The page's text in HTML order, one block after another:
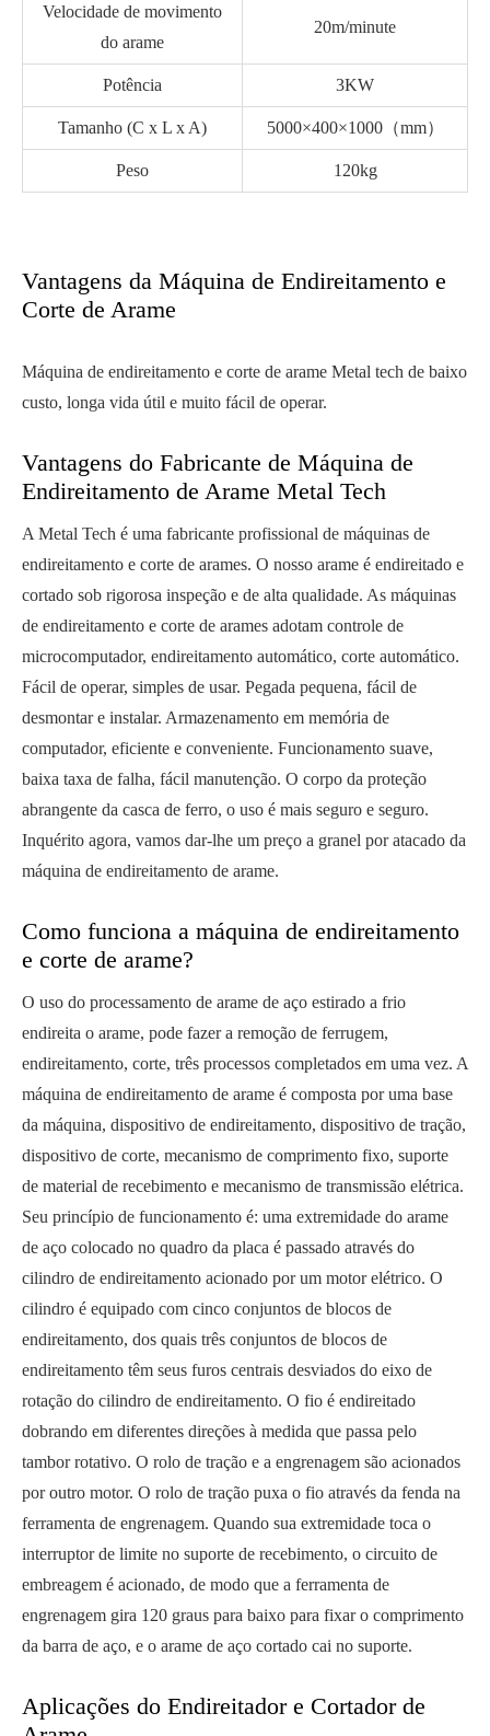
Velocidade de movimento
do arame
20m/minute
Potência 3KW
Tamanho (C x L x A) 5000×400×1000（mm）
Peso 120kg
Vantagens da Máquina de Endireitamento e
Corte de Arame
Máquina de endireitamento e corte de arame Metal tech de baixo
custo, longa vida útil e muito fácil de operar.
Vantagens do Fabricante de Máquina de
Endireitamento de Arame Metal Tech
A Metal Tech é uma fabricante profissional de máquinas de
endireitamento e corte de arames. O nosso arame é endireitado e
cortado sob rigorosa inspeção e de alta qualidade. As máquinas
de endireitamento e corte de arames adotam controle de
microcomputador, endireitamento automático, corte automático.
Fácil de operar, simples de usar. Pegada pequena, fácil de
desmontar e instalar. Armazenamento em memória de
computador, eficiente e conveniente. Funcionamento suave,
baixa taxa de falha, fácil manutenção. O corpo da proteção
abrangente da casca de ferro, o uso é mais seguro e seguro.
Inquérito agora, vamos dar-lhe um preço a granel por atacado da
máquina de endireitamento de arame.
Como funciona a máquina de endireitamento
e corte de arame?
O uso do processamento de arame de aço estirado a frio
endireita o arame, pode fazer a remoção de ferrugem,
endireitamento, corte, três processos completados em uma vez. A
máquina de endireitamento de arame é composta por uma base
da máquina, dispositivo de endireitamento, dispositivo de tração,
dispositivo de corte, mecanismo de comprimento fixo, suporte
de material de recebimento e mecanismo de transmissão elétrica.
Seu princípio de funcionamento é: uma extremidade do arame
de aço colocado no quadro da placa é passado através do
cilindro de endireitamento acionado por um motor elétrico. O
cilindro é equipado com cinco conjuntos de blocos de
endireitamento, dos quais três conjuntos de blocos de
endireitamento têm seus furos centrais desviados do eixo de
rotação do cilindro de endireitamento. O fio é endireitado
dobrando em diferentes direções à medida que passa pelo
tambor rotativo. O rolo de tração e a engrenagem são acionados
por outro motor. O rolo de tração puxa o fio através da fenda na
ferramenta de engrenagem. Quando sua extremidade toca o
interruptor de limite no suporte de recebimento, o circuito de
embreagem é acionado, de modo que a ferramenta de
engrenagem gira 120 graus para baixo para fixar o comprimento
da barra de aço, e o arame de aço cortado cai no suporte.
Aplicações do Endireitador e Cortador de